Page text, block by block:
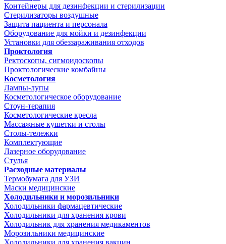
Контейнеры для дезинфекции и стерилизации
Стерилизаторы воздушные
Защита пациента и персонала
Оборудование для мойки и дезинфекции
Установки для обеззараживания отходов
Проктология
Ректоскопы, сигмоидоскопы
Проктологические комбайны
Косметология
Лампы-лупы
Косметологическое оборудование
Стоун-терапия
Косметологические кресла
Массажные кушетки и столы
Столы-тележки
Комплектующие
Лазерное оборудование
Стулья
Расходные материалы
Термобумага для УЗИ
Маски медицинские
Холодильники и морозильники
Холодильники фармацевтические
Холодильники для хранения крови
Холодильник для хранения медикаментов
Морозильники медицинские
Холодильники для хранения вакцин